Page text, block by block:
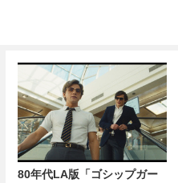
80年代LA版「ゴシップガー